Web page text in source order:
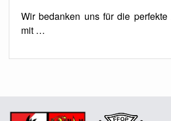
Wir bedanken uns für die perfekte
mit …